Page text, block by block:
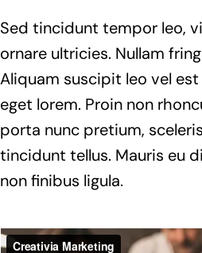
Sed tincidunt tempor leo,
ornare ultricies. Nullam
Aliquam suscipit leo vel
eget lorem. Proin non
porta nunc pretium,
tincidunt tellus. Mauris eu
non finibus ligula.